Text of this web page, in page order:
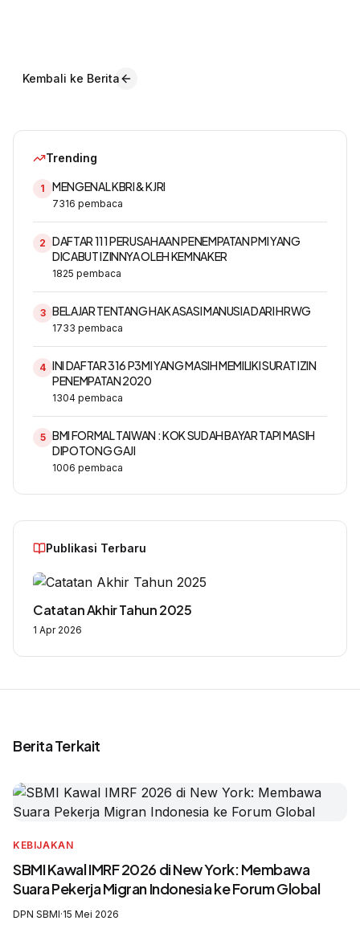
Kembali ke Berita
Trending
1 MENGENAL KBRI & KJRI
7316 pembaca
2 DAFTAR 111 PERUSAHAAN PENEMPATAN PMI YANG
DICABUT IZINNYA OLEH KEMNAKER
1825 pembaca
3 BELAJAR TENTANG HAK ASASI MANUSIA DARI HRWG
1733 pembaca
4 INI DAFTAR 316 P3MI YANG MASIH MEMILIKI SURAT IZIN
PENEMPATAN 2020
1304 pembaca
5 BMI FORMAL TAIWAN : KOK SUDAH BAYAR TAPI MASIH
DIPOTONG GAJI
1006 pembaca
Publikasi Terbaru
Catatan Akhir Tahun 2025
1 Apr 2026
Berita Terkait
KEBIJAKAN
SBMI Kawal IMRF 2026 di New York: Membawa
Suara Pekerja Migran Indonesia ke Forum Global
DPN SBMI·15 Mei 2026